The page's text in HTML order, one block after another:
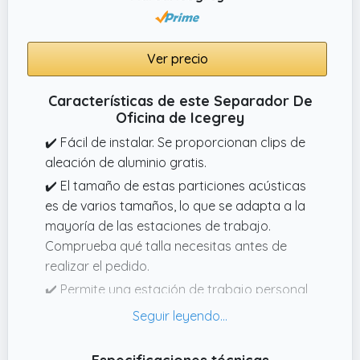
Ver precio
Características de este Separador De
Oficina de Icegrey
✔️ Fácil de instalar. Se proporcionan clips de
aleación de aluminio gratis.
✔️ El tamaño de estas particiones acústicas
es de varios tamaños, lo que se adapta a la
mayoría de las estaciones de trabajo.
Comprueba qué talla necesitas antes de
realizar el pedido.
✔️ Permite una estación de trabajo personal
para cada persona. Cada panel de